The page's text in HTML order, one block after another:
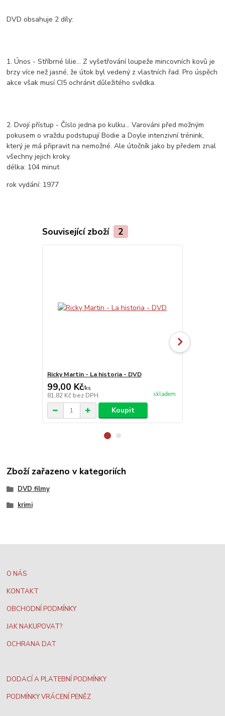
DVD obsahuje 2 díly:
1. Únos - Stříbrné lilie... Z vyšetřování loupeže mincovních kovů je
brzy více než jasné, že útok byl vedený z vlastních řad. Pro úspěch
akce však musí CI5 ochránit důležitého svědka.
2. Dvojí přístup - Číslo jedna po kulku... Varováni před možným
pokusem o vraždu podstupují Bodie a Doyle intenzivní trénink,
který je má připravit na nemožné. Ale útočník jako by předem znal
všechny jejich kroky.
délka: 104 minut
rok vydání: 1977
Související zboží 2
Ricky Martin - La historia - DVD
99,00 Kč/ks
81,82 Kč bez DPH skladem
Koupit
Zboží zařazeno v kategoriích
DVD filmy
krimi
O NÁS
KONTAKT
OBCHODNÍ PODMÍNKY
JAK NAKUPOVAT?
OCHRANA DAT
DODACÍ A PLATEBNÍ PODMÍNKY
PODMÍNKY VRÁCENÍ PENĚZ